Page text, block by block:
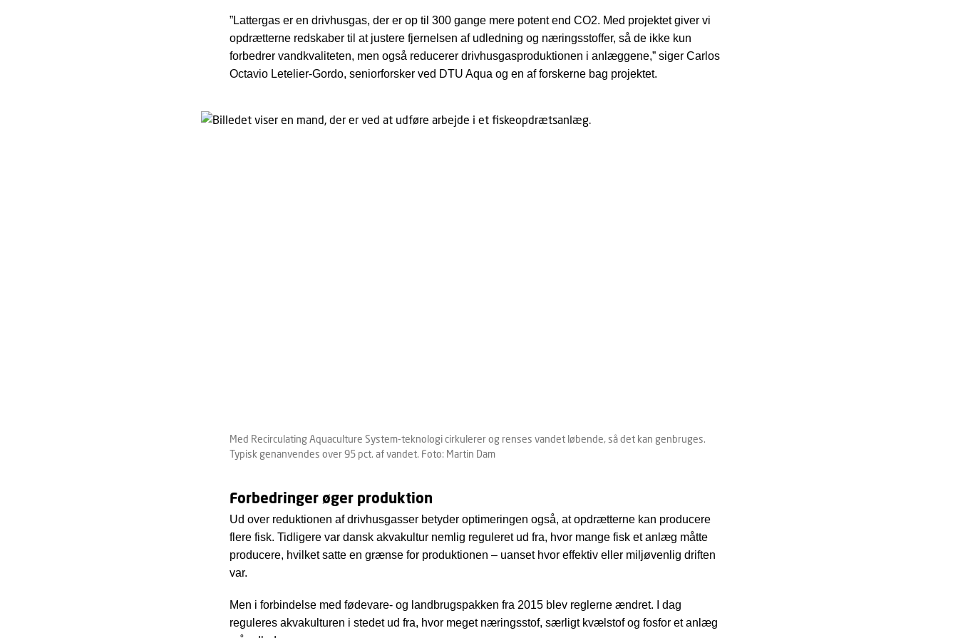
”Lattergas er en drivhusgas, der er op til 300 gange mere potent end CO2. Med projektet giver vi
opdrætterne redskaber til at justere fjernelsen af udledning og næringsstoffer, så de ikke kun
forbedrer vandkvaliteten, men også reducerer drivhusgasproduktionen i anlæggene,” siger Carlos
Octavio Letelier-Gordo, seniorforsker ved DTU Aqua og en af forskerne bag projektet.
Med Recirculating Aquaculture System-teknologi cirkulerer og renses vandet løbende, så det kan genbruges.
Typisk genanvendes over 95 pct. af vandet. Foto: Martin Dam
Forbedringer øger produktion
Ud over reduktionen af drivhusgasser betyder optimeringen også, at opdrætterne kan producere
flere fisk. Tidligere var dansk akvakultur nemlig reguleret ud fra, hvor mange fisk et anlæg måtte
producere, hvilket satte en grænse for produktionen – uanset hvor effektiv eller miljøvenlig driften
var.
Men i forbindelse med fødevare- og landbrugspakken fra 2015 blev reglerne ændret. I dag
reguleres akvakulturen i stedet ud fra, hvor meget næringsstof, særligt kvælstof og fosfor et anlæg